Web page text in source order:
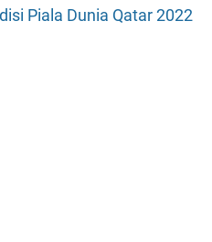
Piala Dunia Qatar 2022